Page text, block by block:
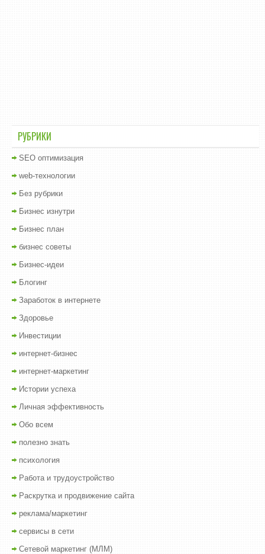
РУБРИКИ
SEO оптимизация
web-технологии
Без рубрики
Бизнес изнутри
Бизнес план
бизнес советы
Бизнес-идеи
Блогинг
Заработок в интернете
Здоровье
Инвестиции
интернет-бизнес
интернет-маркетинг
Истории успеха
Личная эффективность
Обо всем
полезно знать
психология
Работа и трудоустройство
Раскрутка и продвижение сайта
реклама/маркетинг
сервисы в сети
Сетевой маркетинг (МЛМ)